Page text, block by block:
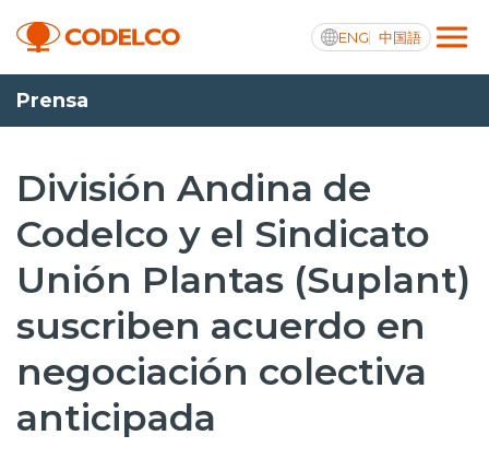
ENG 中国語
Transparencia activa
Nosotros
Operaciones
Proyectos
Sustentabilidad
Innovación
Prensa
División Andina de
Codelco y el Sindicato
Unión Plantas (Suplant)
suscriben acuerdo en
negociación colectiva
anticipada